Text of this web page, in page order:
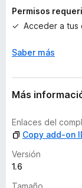
l
r
c
o
n
s
Permisos
Acceder a tus
Saber más
Más
Enlaces del
Copy add-on
Versión
1.6
Tamaño